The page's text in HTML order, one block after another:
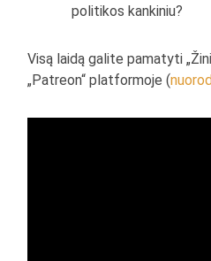
politikos kankiniu?
Visą laidą galite pamatyti
„Patreon“ platformoje (